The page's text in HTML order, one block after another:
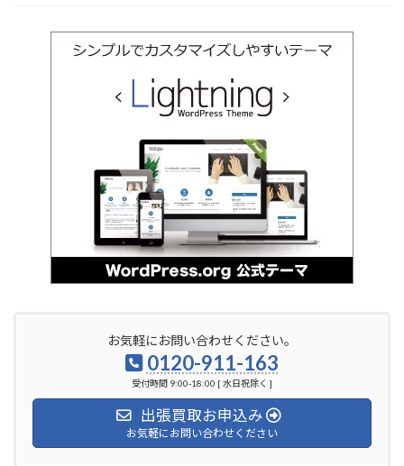
お気軽にお問い合わせください。
0120-911-163
受付時間 9:00-18:00 [ 水日祝除く ]
出張買取お申込み
お気軽にお問い合わせください